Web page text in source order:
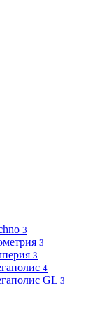
3
3
3
4
GL 3